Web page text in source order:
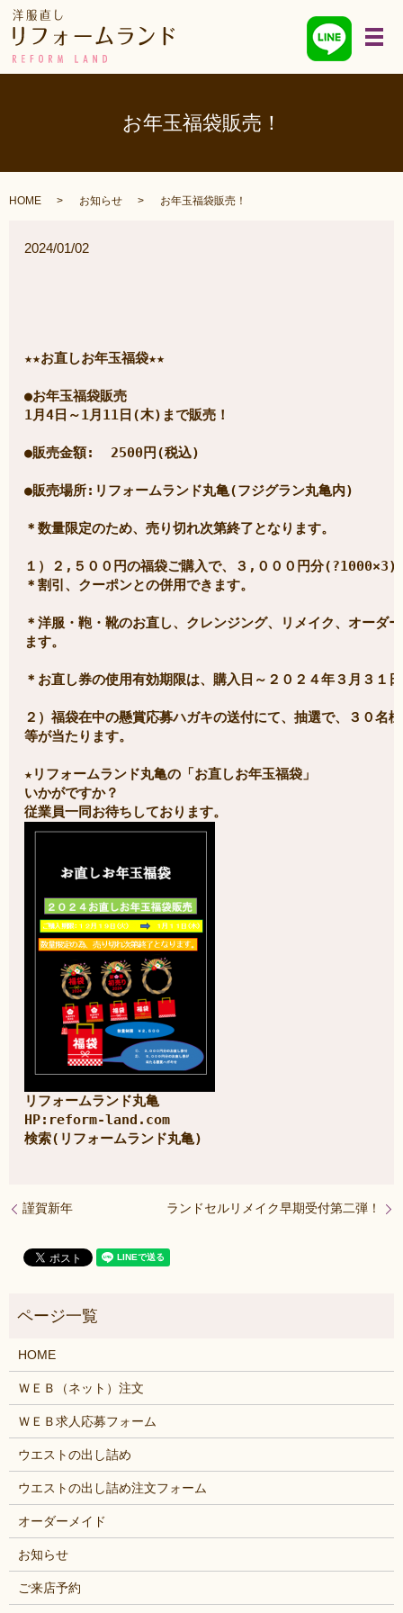
メ
お年玉福袋販売！
HOME お知らせ お年玉福袋販売！
2024/01/02
★★お直しお年玉福袋★★
●お年玉福袋販売
1月4日～1月11日(木)まで販売！
●販売金額:  2500円(税込)
●販売場所:リフォームランド丸亀(フジグラン丸亀内)
＊数量限定のため、売り切れ次第終了となります。
１）２,５００円の福袋ご購入で、３,０００円分(?1000×3)
＊割引、クーポンとの併用できます。
＊洋服・鞄・靴のお直し、クレンジング、リメイク、オーダ
ます。
＊お直し券の使用有効期限は、購入日～２０２４年３月３１
２）福袋在中の懸賞応募ハガキの送付にて、抽選で、３０
等が当たります。
★リフォームランド丸亀の「お直しお年玉福袋」
いかがですか？
リフォームランド丸亀
HP:reform-land.com
検索(リフォームランド丸亀)
謹賀新年 ランドセルリメイク早期受付第二弾！
HOME
ＷＥＢ（ネット）注文
ＷＥＢ求人応募フォーム
ウエストの出し詰め
ウエストの出し詰め注文フォーム
オーダーメイド
お知らせ
ご来店予約